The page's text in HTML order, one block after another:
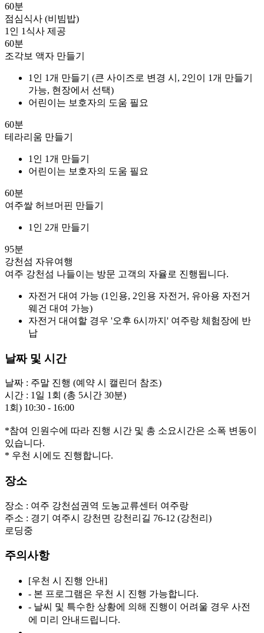
60분
점심식사 (비빔밥)
1인 1식사 제공
60분
조각보 액자 만들기
1인 1개 만들기 (큰 사이즈로 변경 시, 2인이 1개 만들기
가능, 현장에서 선택)
어린이는 보호자의 도움 필요
60분
테라리움 만들기
1인 1개 만들기
어린이는 보호자의 도움 필요
60분
여주쌀 허브머핀 만들기
1인 2개 만들기
95분
강천섬 자유여행
여주 강천섬 나들이는 방문 고객의 자율로 진행됩니다.
자전거 대여 가능 (1인용, 2인용 자전거, 유아용 자전거
웨건 대여 가능)
자전거 대여할 경우 '오후 6시까지' 여주랑 체험장에 반
납
날짜 및 시간
날짜 : 주말 진행 (예약 시 캘린더 참조)
시간 : 1일 1회 (총 5시간 30분)
1회) 10:30 - 16:00
*참여 인원수에 따라 진행 시간 및 총 소요시간은 소폭 변동이
있습니다.
* 우천 시에도 진행합니다.
장소
장소 : 여주 강천섬권역 도농교류센터 여주랑
주소 : 경기 여주시 강천면 강천리길 76-12 (강천리)
로딩중
주의사항
[우천 시 진행 안내]
- 본 프로그램은 우천 시 진행 가능합니다.
- 날씨 및 특수한 상황에 의해 진행이 어려울 경우 사전
에 미리 안내드립니다.